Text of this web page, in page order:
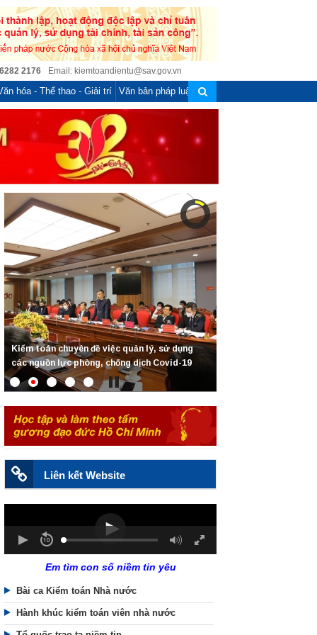
2176 Email: kiemtoandientu@sav.gov.vn
hóa - Thể thao - Giải trí Văn bản pháp luật
Kiểm toán chuyên đề việc quản lý, sử dụng
các nguồn lực phòng, chống dịch Covid-19
Liên kết Website
Em tìm con số niềm tin yêu
Bài ca Kiểm toán Nhà nước
Hành khúc kiểm toán viên nhà nước